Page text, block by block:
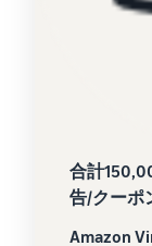
合計
告/クーポ
Amazon